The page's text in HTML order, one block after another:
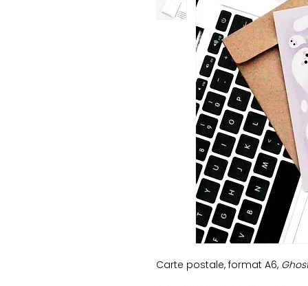
Carte postale, format A6,